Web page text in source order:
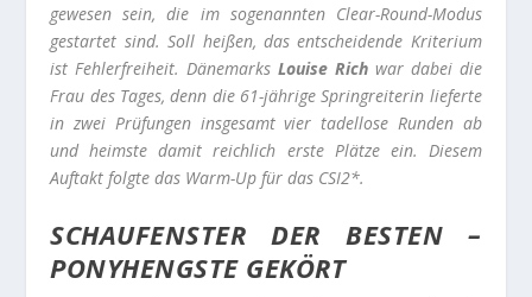
gewesen sein, die im sogenannten Clear-Round-Modus
gestartet sind. Soll heißen, das entscheidende Kriterium
ist Fehlerfreiheit. DänemarksLouise Richwar dabei die
Frau des Tages, denn die 61-jährige Springreiterin lieferte
in zwei Prüfungen insgesamt vier tadellose Runden ab
und heimste damit reichlich erste Plätze ein. Diesem
Auftakt folgte das Warm-Up für das CSI2*.
SCHAUFENSTER DER BESTEN –
PONYHENGSTE GEKÖRT